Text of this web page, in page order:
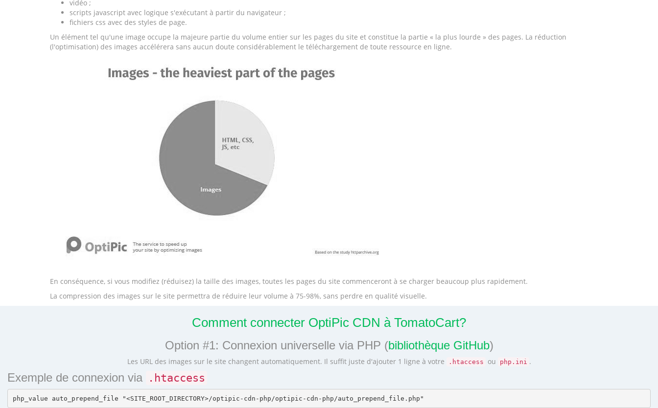
vidéo ;
scripts javascript avec logique s'exécutant à partir du navigateur ;
fichiers css avec des styles de page.
Un élément tel qu'une image occupe la majeure partie du volume entier sur les pages du site et constitue la partie « la plus lourde » des pages. La réduction
(l'optimisation) des images accélérera sans aucun doute considérablement le téléchargement de toute ressource en ligne.
En conséquence, si vous modifiez (réduisez) la taille des images, toutes les pages du site commenceront à se charger beaucoup plus rapidement.
La compression des images sur le site permettra de réduire leur volume à 75-98%, sans perdre en qualité visuelle.
Comment connecter OptiPic CDN à TomatoCart?
Option #1: Connexion universelle via PHP (bibliothèque GitHub)
Les URL des images sur le site changent automatiquement. Il suffit juste d'ajouter 1 ligne à votre .htaccess ou php.ini .
Exemple de connexion via .htaccess